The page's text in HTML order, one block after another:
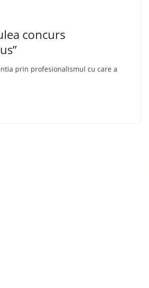
concurs
prin profesionalismul cu care a